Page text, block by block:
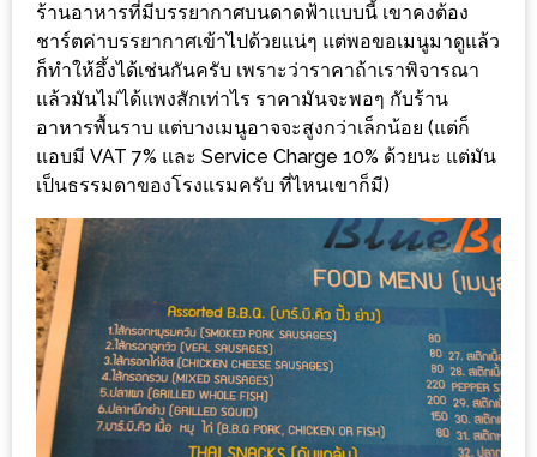
อาหาร
ทาน
เอง?
SHOP
10
ร้าน
อาหาร
ที่
เข้า
ชม
ร้านอาหารที่มีบรรยากาศบนดาดฟ้าแบบนี้ เขาคงต้อง
ชาร์ตค่าบรรยากาศเข้าไปด้วยแน่ๆ แต่พอขอเมนูมาดูแล้ว
ก็ทำให้อึ้งได้เช่นกันครับ เพราะว่าราคาถ้าเราพิจารณา
แล้วมันไม่ได้แพงสักเท่าไร ราคามันจะพอๆ กับร้าน
อาหารพื้นราบ แต่บางเมนูอาจจะสูงกว่าเล็กน้อย (แต่ก็
แอบมี VAT 7% และ Service Charge 10% ด้วยนะ แต่มัน
เป็นธรรมดาของโรงแรมครับ ที่ไหนเขาก็มี)